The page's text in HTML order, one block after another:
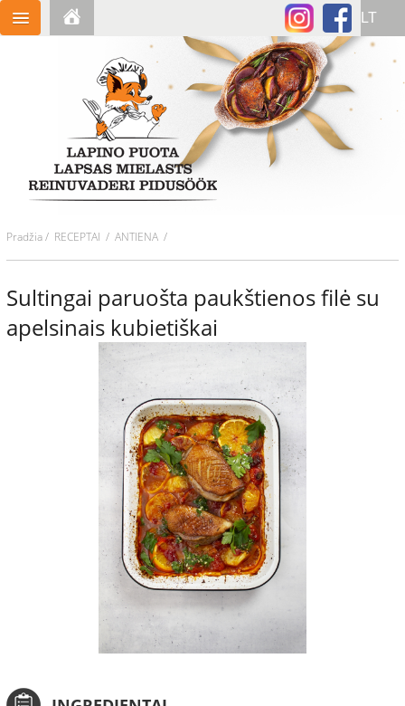
Pradžia/ RECEPTAI / ANTIENA /
Sultingai paruošta paukštienos filė su
apelsinais kubietiškai